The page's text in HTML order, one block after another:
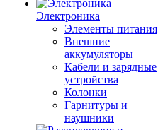
Электроника
Элементы питания
Внешние
аккумуляторы
Кабели и зарядные
устройства
Колонки
Гарнитуры и
наушники